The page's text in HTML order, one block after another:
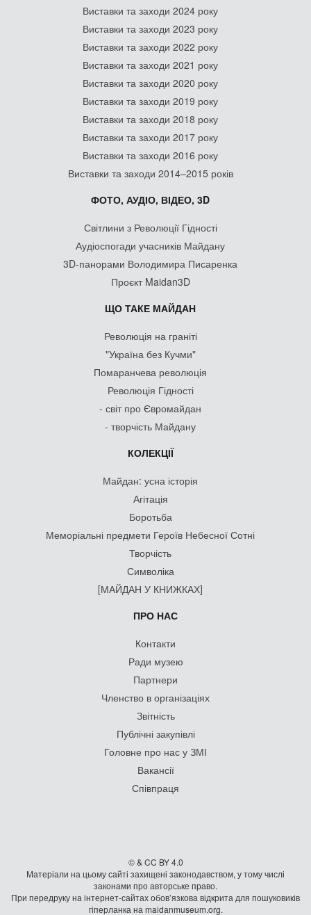
Виставки та заходи 2024 року
Виставки та заходи 2023 року
Виставки та заходи 2022 року
Виставки та заходи 2021 року
Виставки та заходи 2020 року
Виставки та заходи 2019 року
Виставки та заходи 2018 року
Виставки та заходи 2017 року
Виставки та заходи 2016 року
Виставки та заходи 2014–2015 років
ФОТО, АУДІО, ВІДЕО, 3D
Світлини з Революції Гідності
Аудіоспогади учасників Майдану
3D-панорами Володимира Писаренка
Проєкт Maidan3D
ЩО ТАКЕ МАЙДАН
Революція на граніті
"Україна без Кучми"
Помаранчева революція
Революція Гідності
- світ про Євромайдан
- творчість Майдану
КОЛЕКЦІЇ
Майдан: усна історія
Агітація
Боротьба
Меморіальні предмети Героїв Небесної Сотні
Творчість
Символіка
[МАЙДАН У КНИЖКАХ]
ПРО НАС
Контакти
Ради музею
Партнери
Членство в організаціях
Звітність
Публічні закупівлі
Головне про нас у ЗМІ
Вакансії
Співпраця
© & CC BY 4.0
Матеріали на цьому сайті захищені законодавством, у тому числі
законами про авторське право.
При передруку на iнтернет-сайтах обов’язкова відкрита для пошуковиків
гiперланка на maidanmuseum.org.